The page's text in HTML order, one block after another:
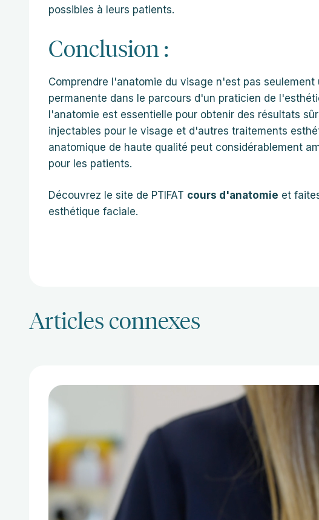
possibles à leurs patients.
Conclusion :
Comprendre l'anatomie du visage n'est pas
permanente dans le parcours d'un praticien de
l'anatomie est essentielle pour obtenir des résultats
injectables pour le visage et d'autres traitements
anatomique de haute qualité peut considérablement
pour les patients.
Découvrez le site de PTIFAT cours d'anatomie et
esthétique faciale.
Articles connexes